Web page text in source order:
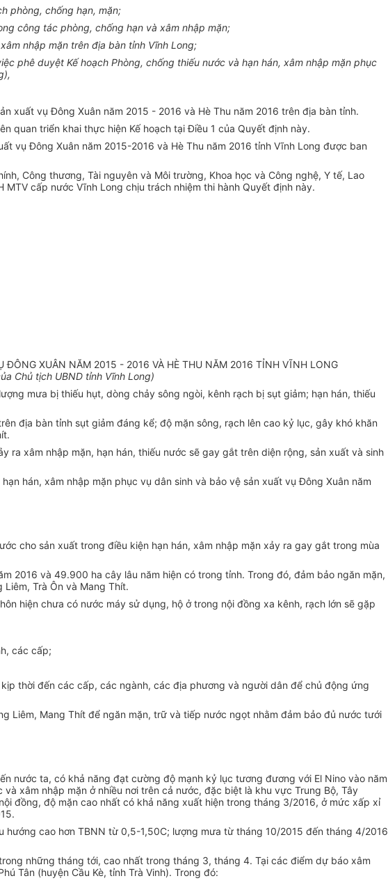
phòng, chống hạn, mặn;
công tác phòng, chống hạn và xâm nhập mặn;
nhập mặn trên địa bàn tỉnh Vĩnh Long;
phê duyệt Kế hoạch Phòng, chống thiếu nước và hạn hán, xâm nhập mặn phục
xuất vụ Đông Xuân năm 2015 - 2016 và Hè Thu năm 2016 trên địa bàn tỉnh.
quan triển khai thực hiện Kế hoạch tại Điều 1 của Quyết định này.
vụ Đông Xuân năm 2015-2016 và Hè Thu năm 2016 tỉnh Vĩnh Long được ban
Công thương, Tài nguyên và Môi trường, Khoa học và Công nghệ, Y tế, Lao
cấp nước Vĩnh Long chịu trách nhiệm thi hành Quyết định này.
ĐÔNG XUÂN NĂM 2015 - 2016 VÀ HÈ THU NĂM 2016 TỈNH VĨNH LONG
Chủ tịch UBND tỉnh Vĩnh Long)
mưa bị thiếu hụt, dòng chảy sông ngòi, kênh rạch bị sụt giảm; hạn hán, thiếu
địa bàn tỉnh sụt giảm đáng kể; độ mặn sông, rạch lên cao kỷ lục, gây khó khăn
xâm nhập mặn, hạn hán, thiếu nước sẽ gay gắt trên diện rộng, sản xuất và sinh
hán, xâm nhập mặn phục vụ dân sinh và bảo vệ sản xuất vụ Đông Xuân năm
cho sản xuất trong điều kiện hạn hán, xâm nhập mặn xảy ra gay gắt trong mùa
2016 và 49.900 ha cây lâu năm hiện có trong tỉnh. Trong đó, đảm bảo ngăn mặn,
Trà Ôn và Mang Thít.
hiện chưa có nước máy sử dụng, hộ ở trong nội đồng xa kênh, rạch lớn sẽ gặp
các cấp;
thời đến các cấp, các ngành, các địa phương và người dân để chủ động ứng
Liêm, Mang Thít để ngăn mặn, trữ và tiếp nước ngọt nhằm đảm bảo đủ nước tưới
nước ta, có khả năng đạt cường độ mạnh kỷ lục tương đương với El Nino vào năm
xâm nhập mặn ở nhiều nơi trên cả nước, đặc biệt là khu vực Trung Bộ, Tây
đồng, độ mặn cao nhất có khả năng xuất hiện trong tháng 3/2016, ở mức xấp xỉ
cao hơn TBNN từ 0,5-1,50C; lượng mưa từ tháng 10/2015 đến tháng 4/2016
những tháng tới, cao nhất trong tháng 3, tháng 4. Tại các điểm dự báo xâm
Tân (huyện Cầu Kè, tỉnh Trà Vinh). Trong đó: